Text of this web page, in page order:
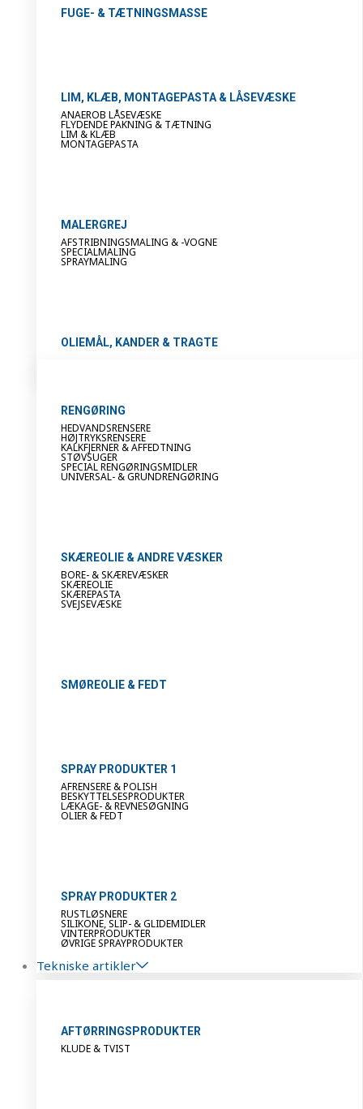
FUGE- & TÆTNINGSMASSE
LIM, KLÆB, MONTAGEPASTA & LÅSEVÆSKE
ANAEROB LÅSEVÆSKE
FLYDENDE PAKNING & TÆTNING
LIM & KLÆB
MONTAGEPASTA
MALERGREJ
AFSTRIBNINGSMALING & -VOGNE
SPECIALMALING
SPRAYMALING
OLIEMÅL, KANDER & TRAGTE
RENGØRING
HEDVANDSRENSERE
HØJTRYKSRENSERE
KALKFJERNER & AFFEDTNING
STØVSUGER
SPECIAL RENGØRINGSMIDLER
UNIVERSAL- & GRUNDRENGØRING
SKÆREOLIE & ANDRE VÆSKER
BORE- & SKÆREVÆSKER
SKÆREOLIE
SKÆREPASTA
SVEJSEVÆSKE
SMØREOLIE & FEDT
SPRAY PRODUKTER 1
AFRENSERE & POLISH
BESKYTTELSESPRODUKTER
LÆKAGE- & REVNESØGNING
OLIER & FEDT
SPRAY PRODUKTER 2
RUSTLØSNERE
SILIKONE, SLIP- & GLIDEMIDLER
VINTERPRODUKTER
ØVRIGE SPRAYPRODUKTER
Tekniske artikler
AFTØRRINGSPRODUKTER
KLUDE & TVIST